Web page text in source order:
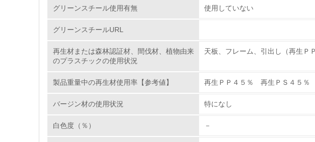
3. 環境問題に関する従業員教育を行っている
4. 自社に関係する主要な環境法規制を把握し、順守している
グリーンスチール使用有無 使用していない
グリーンスチールURL
再生材または森林認証材、間伐材、植物由来
のプラスチックの使用状況
天板、フレーム、引出し（再生Ｐ
製品重量中の再生材使用率【参考値】 再生ＰＰ４５％ 再生ＰＳ４５％
バージン材の使用状況 特になし
白色度（％） －